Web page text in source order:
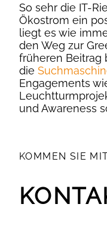
So sehr die IT-
Ökostrom ein
liegt es wie
den Weg zur
früheren Beitrag
die
Engagements
und Awareness
KOMMEN SIE